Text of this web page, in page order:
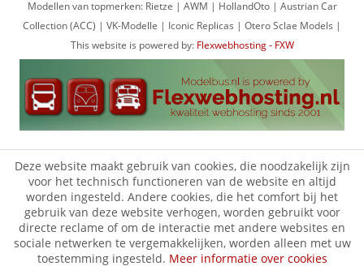
Modellen van topmerken: Rietze | AWM | HollandOto | Austrian Car
Collection (ACC) | VK-Modelle | Iconic Replicas | Otero Sclae Models |
This website is powered by: Flexwebhosting - FXW
Deze website maakt gebruik van cookies, die noodzakelijk zijn
voor het technisch functioneren van de website en altijd
worden ingesteld. Andere cookies, die het comfort bij het
gebruik van deze website verhogen, worden gebruikt voor
directe reclame of om de interactie met andere websites en
sociale netwerken te vergemakkelijken, worden alleen met uw
toestemming ingesteld. Meer informatie over cookies